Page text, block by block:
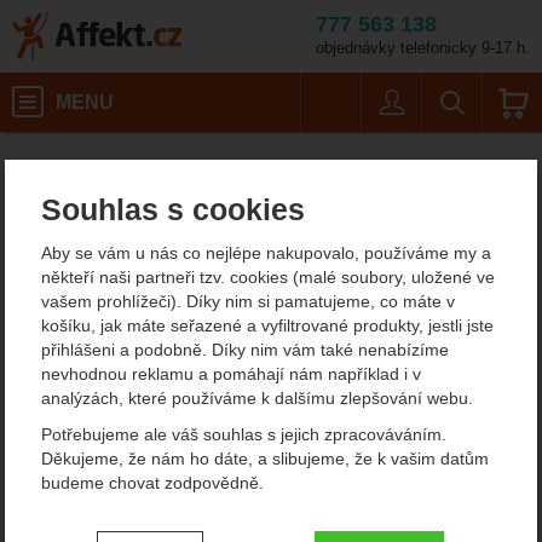
Souhlas s cookies
Aby se vám u nás co nejlépe nakupovalo, používáme my a
někteří naši partneři tzv. cookies (malé soubory, uložené ve
vašem prohlížeči). Díky nim si pamatujeme, co máte v
košíku, jak máte seřazené a vyfiltrované produkty, jestli jste
přihlášeni a podobně. Díky nim vám také nenabízíme
nevhodnou reklamu a pomáhají nám například i v
analýzách, které používáme k dalšímu zlepšování webu.
Potřebujeme ale váš souhlas s jejich zpracováváním.
Děkujeme, že nám ho dáte, a slibujeme, že k vašim datům
budeme chovat zodpovědně.
Nastavení souhlasů s kategoriemi
777 563 138
objednávky telefonicky 9-17 h.
MENU
Lionsteel M3 MI
Lionsteel M3 MI nůž s
pevnou čepelí
Fotografie
předchozí